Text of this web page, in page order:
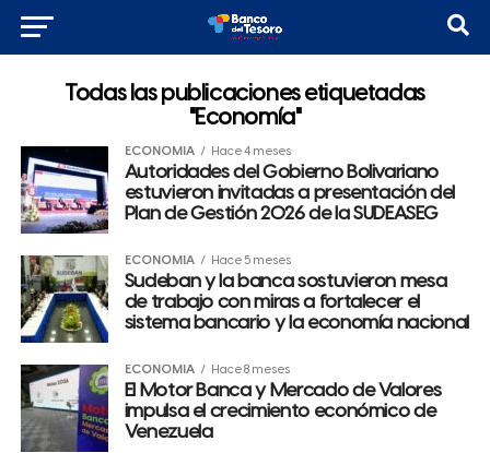
Todas las publicaciones etiquetadas
"Economía"
ECONOMÍA Hace 4 meses
Autoridades del Gobierno Bolivariano
estuvieron invitadas a presentación del
Plan de Gestión 2026 de la SUDEASEG
ECONOMÍA Hace 5 meses
Sudeban y la banca sostuvieron mesa
de trabajo con miras a fortalecer el
sistema bancario y la economía nacional
ECONOMÍA Hace 8 meses
El Motor Banca y Mercado de Valores
impulsa el crecimiento económico de
Venezuela